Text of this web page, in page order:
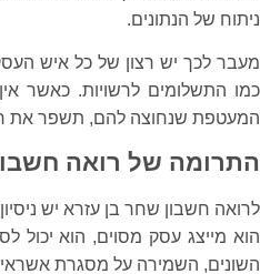
ניתוח של הנתונים.
מעבר לכך יש רצון של כל איש
כמו התשלומים לרשויות. כאשר
המעטפת שנחוצה להם, תשפר את
התרומה של רואה
לרואה חשבון שחר בן עזרא יש
הוא מייצג עסק מסוים, הוא יכול
השונים, השמירה על מסגרת